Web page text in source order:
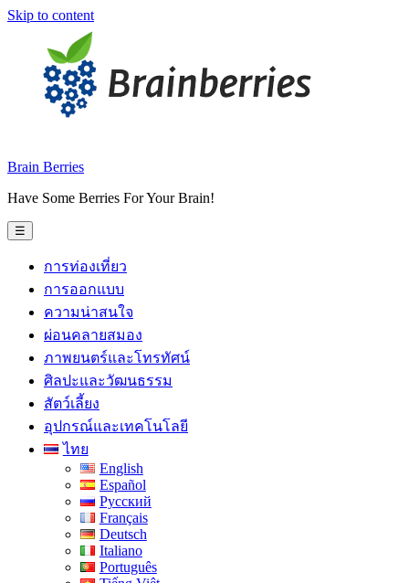
Skip to content
Brain Berries
Have Some Berries For Your Brain!
☰
การท่องเที่ยว
การออกแบบ
ความน่าสนใจ
ผ่อนคลายสมอง
ภาพยนตร์และโทรทัศน์
ศิลปะและวัฒนธรรม
สัตว์เลี้ยง
อุปกรณ์และเทคโนโลยี
ไทย
English
Español
Русский
Français
Deutsch
Italiano
Português